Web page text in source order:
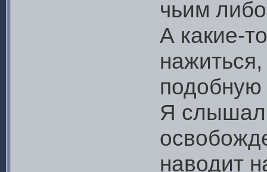
чьим
А какие-
Я
наводит